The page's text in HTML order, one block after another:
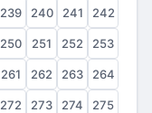
239 240 241 242
250 251 252 253
261 262 263 264
272 273 274 275